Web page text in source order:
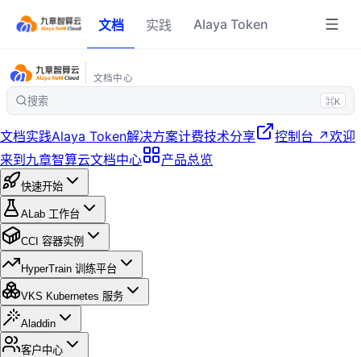
文档 实践 Alaya Token
文档中心
搜索 ⌘K
文档实践Alaya Token解决方案计费技术分享 控制台 ↗欢迎
来到九章智算云文档中心
产品总览
快速开始
ALab 工作台
CCI 容器实例
HyperTrain 训练平台
VKS Kubernetes 服务
Aladdin
客户中心